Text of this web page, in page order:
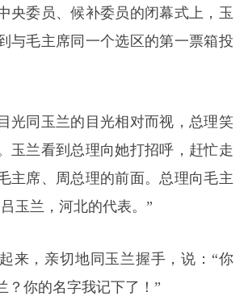
央委员、候补委员的闭幕式上，玉
与毛主席同一个选区的第一票箱投
光同玉兰的目光相对而视，总理笑
玉兰看到总理向她打招呼，赶忙走
主席、周总理的前面。总理向毛主
玉兰，河北的代表。”
来，亲切地同玉兰握手，说：“你
？你的名字我记下了！”